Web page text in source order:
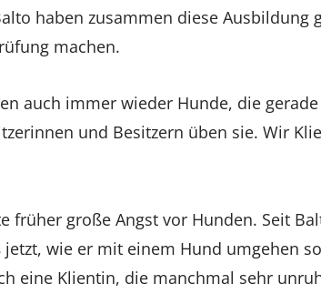
haben zusammen diese Ausbildung
machen.
auch immer wieder Hunde, die
und Besitzern üben sie. Wir
früher große Angst vor Hunden. Seit
jetzt, wie er mit einem Hund umgehen
eine Klientin, die manchmal sehr